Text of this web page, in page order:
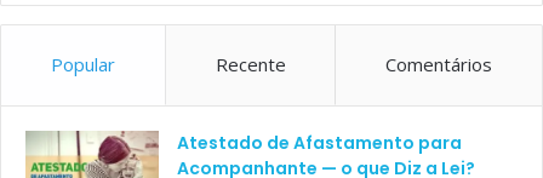
Popular Recente Comentários
Atestado de Afastamento para
Acompanhante — o que Diz a Lei?